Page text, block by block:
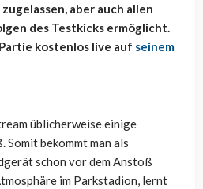
aber auch allen
des Testkicks ermöglicht.
kostenlos live auf seinem
üblicherweise einige
bekommt man als
schon vor dem Anstoß
im Parkstadion, lernt